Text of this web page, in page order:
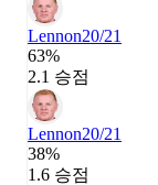
Lennon20/21
63%
2.1 승점
Lennon20/21
38%
1.6 승점